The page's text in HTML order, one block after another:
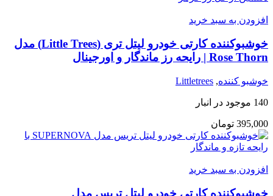
افزودن به سبد خرید
خوشبوکننده کارتی خودرو لیتل تری (Little Trees) مدل
Rose Thorn | رایحه رز ماندگار و اورجینال
خوشبو کننده,
Littletrees
140 موجود در انبار
395,000 تومان
افزودن به سبد خرید
خوشبوکننده کارتی خودرو لیتل تریس مدل